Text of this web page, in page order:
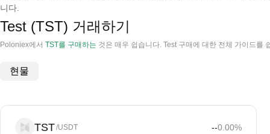
니다.
Test (TST) 거래하기
Poloniex에서 TST를 구매하는 것은 매우 쉽습니다. Test 구매에 대한 전체 가이드를
현물
TST/USDT --0.00%